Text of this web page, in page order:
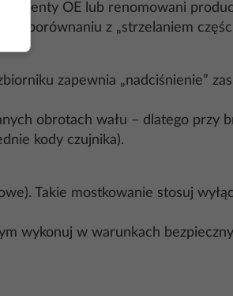
OE lub renomowani
w porównaniu z „strzelaniem
zapewnia „nadciśnienie”
obrotach wału – dlatego przy
kody czujnika).
Takie mostkowanie stosuj
wykonuj w warunkach